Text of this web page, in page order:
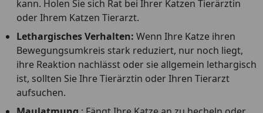
kann. Holen Sie sich Rat bei Ihrer Katzen Tierärztin
oder Ihrem Katzen Tierarzt.
Lethargisches Verhalten: Wenn Ihre Katze ihren
Bewegungsumkreis stark reduziert, nur noch liegt,
ihre Reaktion nachlässt oder sie allgemein lethargisch
ist, sollten Sie Ihre Tierärztin oder Ihren Tierarzt
aufsuchen.